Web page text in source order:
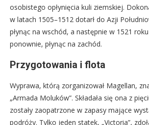
osobistego opłynięcia kuli ziemskiej.
w latach 1505–1512 dotarł do Azji
płynąc na wschód, a następnie w 1521
ponownie, płynąc na zachód.
Przygotowania i flota
Wyprawa, którą zorganizował Magellan,
„Armada Moluków”. Składała się ona z
zostały zaopatrzone w zapasy mające
podróży. Tylko jeden statek, „Victoria”,